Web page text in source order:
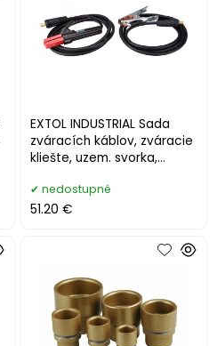
EXTOL INDUSTRIAL Sada
zváracích káblov, zváracie
kliešte, uzem. svorka,
8798222
nedostupné
51.20 €